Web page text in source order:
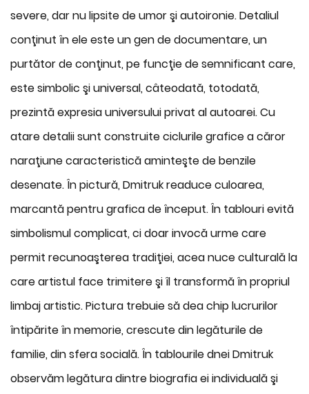
severe, dar nu lipsite de umor şi autoironie. Detaliul
conţinut în ele este un gen de documentare, un
purtător de conţinut, pe funcţie de semnificant care,
este simbolic şi universal, câteodată, totodată,
prezintă expresia universului privat al autoarei. Cu
atare detalii sunt construite ciclurile grafice a căror
naraţiune caracteristică aminteşte de benzile
desenate. În pictură, Dmitruk readuce culoarea,
marcantă pentru grafica de început. În tablouri evită
simbolismul complicat, ci doar invocă urme care
permit recunoaşterea tradiţiei, acea nuce culturală la
care artistul face trimitere şi îl transformă în propriul
limbaj artistic. Pictura trebuie să dea chip lucrurilor
întipărite în memorie, crescute din legăturile de
familie, din sfera socială. În tablourile dnei Dmitruk
observăm legătura dintre biografia ei individuală şi